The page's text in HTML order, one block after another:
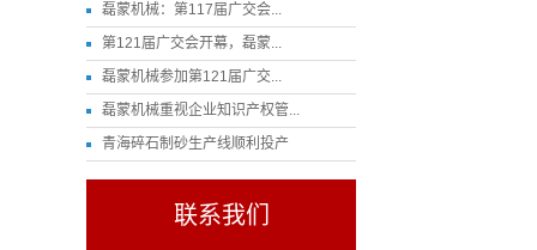
磊蒙机械：第117届广交会...
第121届广交会开幕，磊蒙...
磊蒙机械参加第121届广交...
磊蒙机械重视企业知识产权管...
青海碎石制砂生产线顺利投产
联系我们